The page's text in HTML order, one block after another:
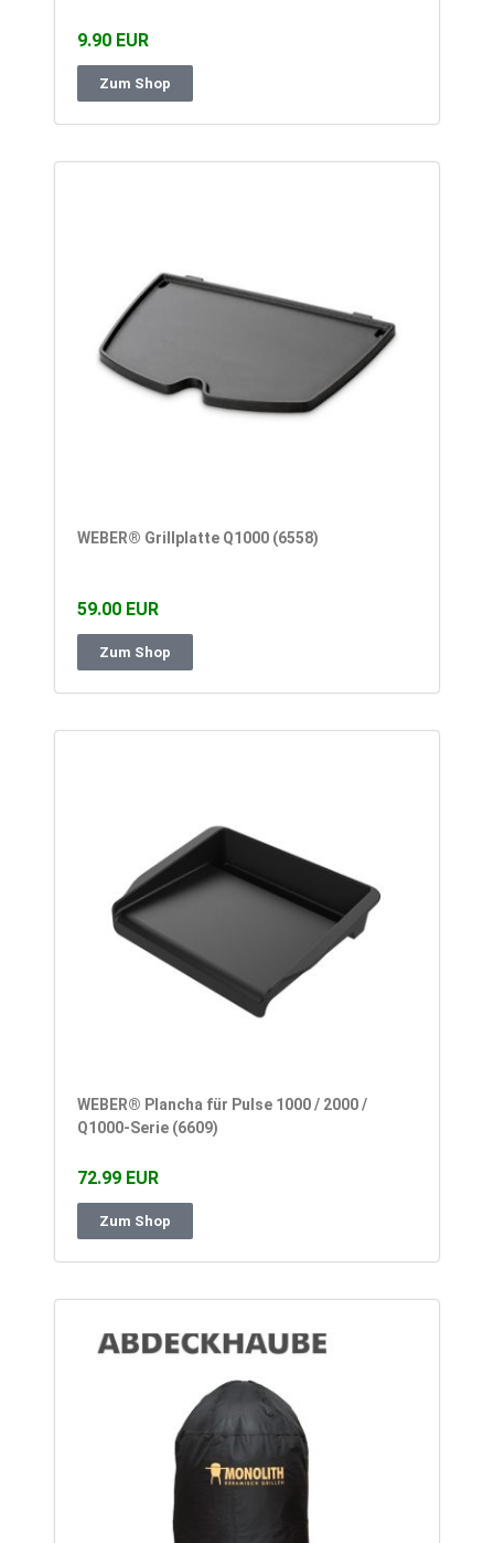
9.90 EUR
Zum Shop
WEBER® Grillplatte Q1000 (6558)
59.00 EUR
Zum Shop
WEBER® Plancha für Pulse 1000 / 2000 /
Q1000-Serie (6609)
72.99 EUR
Zum Shop